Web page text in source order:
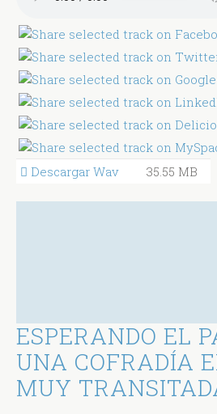
Descargar Wav 35.55 MB
ESPERANDO EL
UNA COFRADÍA
MUY